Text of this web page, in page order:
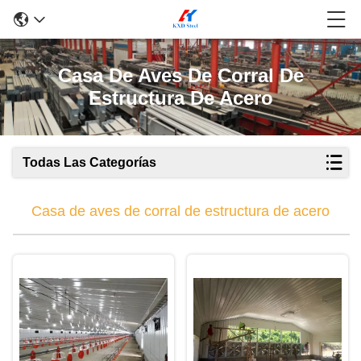
Casa De Aves De Corral De
Estructura De Acero
Todas Las Categorías
Casa de aves de corral de estructura de acero